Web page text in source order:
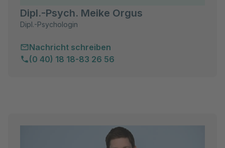
Dipl.-Psych. Meike Orgus
Dipl.-Psychologin
Nachricht schreiben
(0 40) 18 18-83 26 56